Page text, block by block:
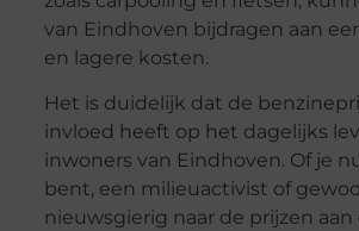
van Eindhoven bijdragen aan
en lagere kosten.
Het is duidelijk dat de
invloed heeft op het dagelijks
inwoners van Eindhoven. Of je
bent, een milieuactivist of
nieuwsgierig naar de prijzen